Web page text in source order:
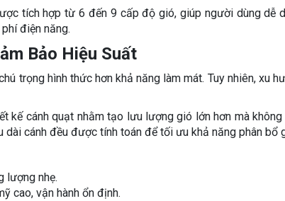
tích hợp từ 6 đến 9 cấp độ gió, giúp người dùng dễ
điện năng.
Bảo Hiệu Suất
trọng hình thức hơn khả năng làm mát. Tuy nhiên, xu
kế cánh quạt nhằm tạo lưu lượng gió lớn hơn mà
cánh đều được tính toán để tối ưu khả năng phân bổ
lượng nhẹ.
cao, vận hành ổn định.